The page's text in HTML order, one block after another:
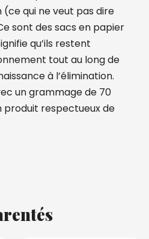
(ce qui ne veut pas dire
sont des sacs en papier
qu’ils restent
tout au long de
à l’élimination.
un grammage de 70
produit respectueux de